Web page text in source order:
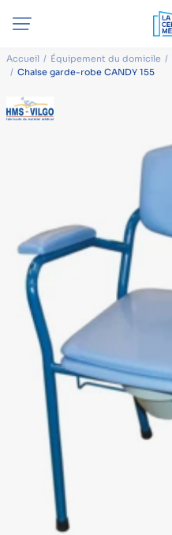
Accueil Équipement du domicile
Chaise garde-robe CANDY 155